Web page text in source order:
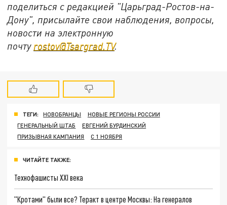
поделиться с редакцией "Царьград-Ростов-на-
Дону", присылайте свои наблюдения, вопросы,
новости на электронную
почту rostov@Tsargrad.ТV.
ТЕГИ: НОВОБРАНЦЫ
НОВЫЕ РЕГИОНЫ РОССИИ
ГЕНЕРАЛЬНЫЙ ШТАБ
ЕВГЕНИЙ БУРДИНСКИЙ
ПРИЗЫВНАЯ КАМПАНИЯ
С 1 НОЯБРЯ
ЧИТАЙТЕ ТАКЖЕ:
Технофашисты XXI века
"Кротами" были все? Теракт в центре Москвы: На генералов